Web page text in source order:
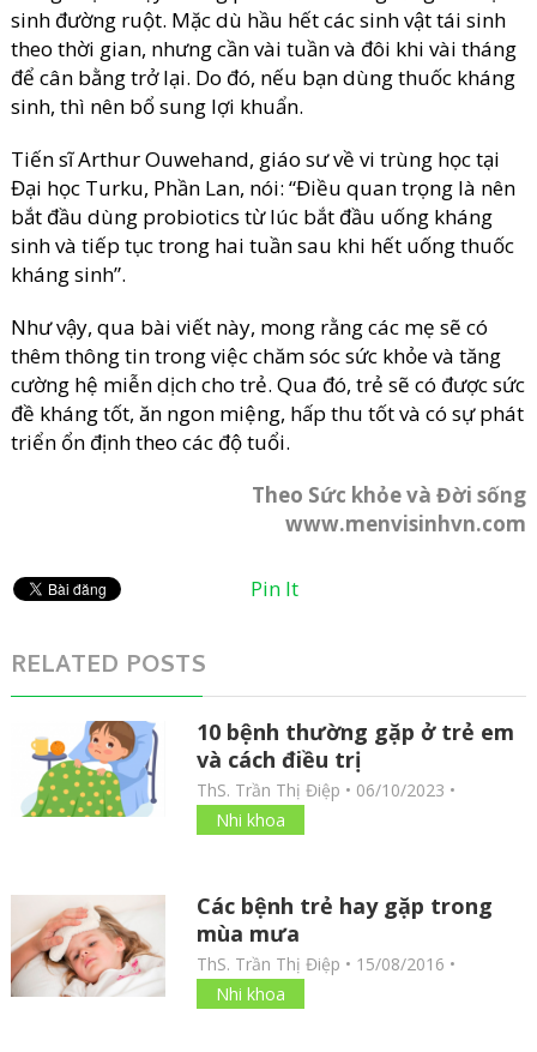
sinh đường ruột. Mặc dù hầu hết các sinh vật tái sinh
theo thời gian, nhưng cần vài tuần và đôi khi vài tháng
để cân bằng trở lại. Do đó, nếu bạn dùng thuốc kháng
sinh, thì nên bổ sung lợi khuẩn.
Tiến sĩ Arthur Ouwehand, giáo sư về vi trùng học tại
Đại học Turku, Phần Lan, nói: “Điều quan trọng là nên
bắt đầu dùng probiotics từ lúc bắt đầu uống kháng
sinh và tiếp tục trong hai tuần sau khi hết uống thuốc
kháng sinh”.
Như vậy, qua bài viết này, mong rằng các mẹ sẽ có
thêm thông tin trong việc chăm sóc sức khỏe và tăng
cường hệ miễn dịch cho trẻ. Qua đó, trẻ sẽ có được sức
đề kháng tốt, ăn ngon miệng, hấp thu tốt và có sự phát
triển ổn định theo các độ tuổi.
Theo Sức khỏe và Đời sống
www.menvisinhvn.com
Pin It
RELATED POSTS
10 bệnh thường gặp ở trẻ em
và cách điều trị
ThS. Trần Thị Điệp • 06/10/2023 •
Nhi khoa
Các bệnh trẻ hay gặp trong
mùa mưa
ThS. Trần Thị Điệp • 15/08/2016 •
Nhi khoa